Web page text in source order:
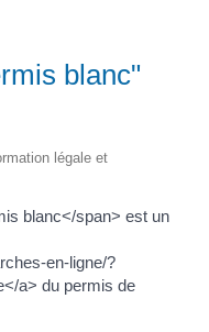
blanc"
légale et
blanc</span> est un
en-ligne/?
a> du permis de